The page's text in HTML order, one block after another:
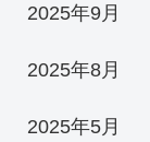
2025年9月
2025年8月
2025年5月